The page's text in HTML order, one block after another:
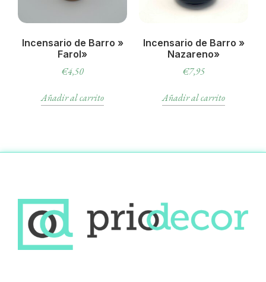
Incensario de Barro »
Farol»
€4,50
Añadir al carrito
Incensario de Barro »
Nazareno»
€7,95
Añadir al carrito